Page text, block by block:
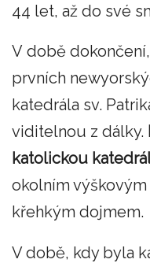
44 let, až do své
V době
prvních
katedrála sv.
viditelnou z dálky.
katolickou
okolním
křehkým dojmem.
V době, kdy byla